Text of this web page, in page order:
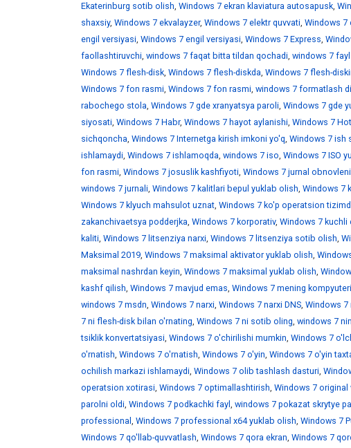
Ekaterinburg sotib olish, Windows 7 ekran klaviatura autosapusk,
shaxsiy, Windows 7 ekvalayzer, Windows 7 elektr quvvati, Windows 7
engil versiyasi, Windows 7 engil versiyasi, Windows 7 Express,
faollashtiruvchi, windows 7 faqat bitta tildan qochadi, windows 7
Windows 7 flesh-disk, Windows 7 flesh-diskda, Windows 7 flesh-
Windows 7 fon rasmi, Windows 7 fon rasmi, windows 7 formatlash
rabochego stola, Windows 7 gde xranyatsya paroli, Windows 7 gde
siyosati, Windows 7 Habr, Windows 7 hayot aylanishi, Windows 7
sichqoncha, Windows 7 Internetga kirish imkoni yo'q, Windows 7 ish
ishlamaydi, Windows 7 ishlamoqda, windows 7 iso, Windows 7 ISO
fon rasmi, Windows 7 josuslik kashfiyoti, Windows 7 jurnal
windows 7 jurnali, Windows 7 kalitlari bepul yuklab olish, Windows 7
Windows 7 klyuch mahsulot uznat, Windows 7 ko'p operatsion
zakanchivaetsya podderjka, Windows 7 korporativ, Windows 7 kuchli
kaliti, Windows 7 litsenziya narxi, Windows 7 litsenziya sotib olish,
Maksimal 2019, Windows 7 maksimal aktivator yuklab olish,
maksimal nashrdan keyin, Windows 7 maksimal yuklab olish,
kashf qilish, Windows 7 mavjud emas, Windows 7 mening
windows 7 msdn, Windows 7 narxi, Windows 7 narxi DNS, Windows 7
7 ni flesh-disk bilan o'rnating, Windows 7 ni sotib oling, windows 7
tsiklik konvertatsiyasi, Windows 7 o'chirilishi mumkin, Windows 7
o'rnatish, Windows 7 o'rnatish, Windows 7 o'yin, Windows 7 o'yin
ochilish markazi ishlamaydi, Windows 7 olib tashlash dasturi,
operatsion xotirasi, Windows 7 optimallashtirish, Windows 7 original
parolni oldi, Windows 7 podkachki fayl , windows 7 pokazat skrytye
professional , Windows 7 professional x64 yuklab olish, Windows 7
Windows 7 qo'llab-quvvatlash, Windows 7 qora ekran, Windows 7